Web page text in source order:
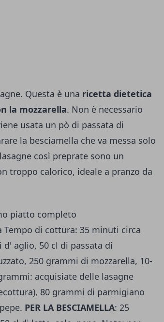
Questa è una ricetta dietetica
la mozzarella. Non è necessario
usata un pò di passata di
la besciamella che va messa solo
così preprate sono un
troppo calorico, ideale a pranzo da
piatto completo
Tempo di cottura: 35 minuti circa
d' aglio, 50 cl di passata di
250 grammi di mozzarella, 10-
acquisiate delle lasagne
80 grammi di parmigiano
PER LA BESCIAMELLA: 25